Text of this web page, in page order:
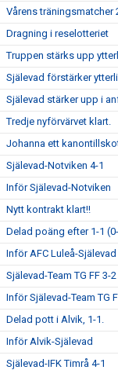
Vårens träningsmatcher
Dragning i reselotteriet
Truppen stärks upp
Själevad förstärker
Själevad stärker upp i
Tredje nyförvärvet klart.
Johanna ett
Själevad-Notviken 4-1
Inför Själevad-Notviken
Nytt kontrakt klart!!
Delad poäng efter 1-1
Inför AFC Luleå-Själevad
Själevad-Team TG FF 3-2
Inför Själevad-Team TG
Delad pott i Alvik, 1-1.
Inför Alvik-Själevad
Själevad-IFK Timrå 4-1